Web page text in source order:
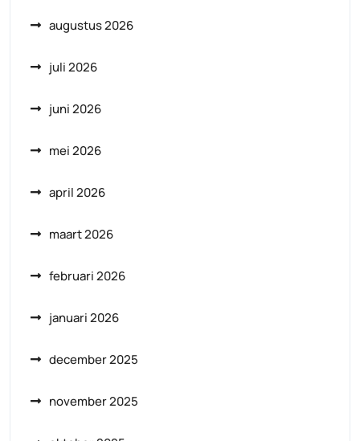
augustus 2026
juli 2026
juni 2026
mei 2026
april 2026
maart 2026
februari 2026
januari 2026
december 2025
november 2025